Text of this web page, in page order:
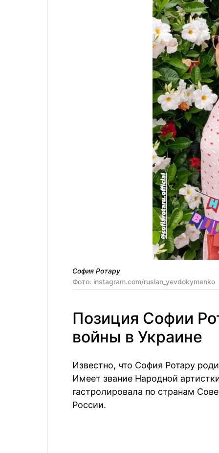
София Ротару
Фото: instagram.com/ruslan_yevdokymenko
Позиция Софии
войны в Украине
Известно, что София Ротару
Имеет звание Народной
гастролировала по странам
России.